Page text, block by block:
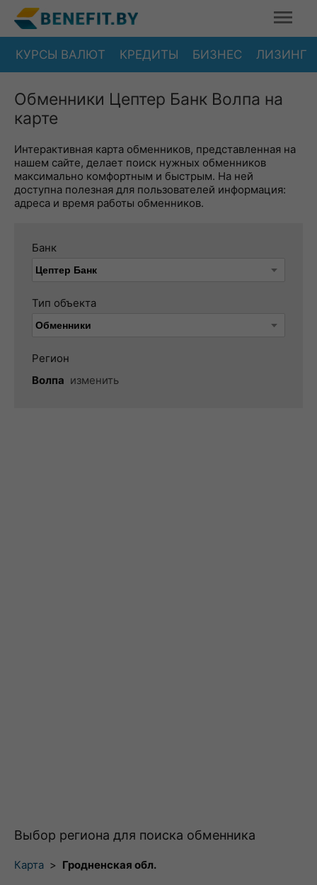
КУРСЫ ВАЛЮТ КРЕДИТЫ БИЗНЕС ЛИЗИНГ
Обменники Цептер Банк Волпа на
карте
Интерактивная карта обменников, представленная на
нашем сайте, делает поиск нужных обменников
максимально комфортным и быстрым. На ней
доступна полезная для пользователей информация:
адреса и время работы обменников.
Банк
Тип объекта
Регион
Волпа изменить
Выбор региона для поиска обменника
Карта > Гродненская обл.